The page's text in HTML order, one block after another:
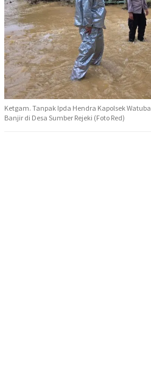
Ketgam. Tanpak Ipda Hendra Kapolsek
Banjir di Desa Sumber Rejeki (Foto Red)